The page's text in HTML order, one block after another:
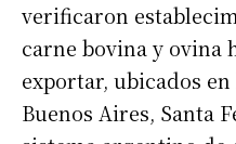
verificaron
carne bovina y ovina
exportar, ubicados
Buenos Aires, Santa